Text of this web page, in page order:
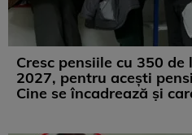
Cresc pensiile cu 350
2027, pentru acești
Cine se încadrează și